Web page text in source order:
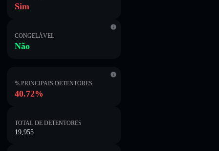
Sim
CONGELÁVEL
Não
% PRINCIPAIS DETENTORES
40.72%
TOTAL DE DETENTORES
19,955